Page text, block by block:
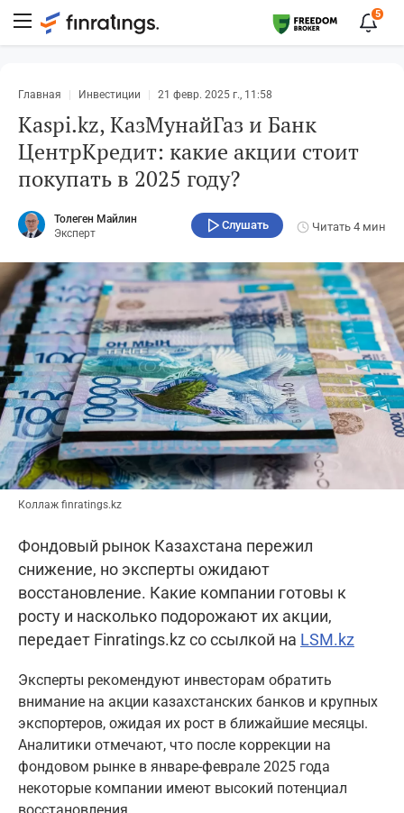
5
Главная Инвестиции 21 февр. 2025 г., 11:58
Kaspi.kz, КазМунайГаз и Банк
ЦентрКредит: какие акции стоит
покупать в 2025 году?
Толеген Майлин
Эксперт
Слушать Читать 4 мин
Коллаж finratings.kz
Фондовый рынок Казахстана пережил
снижение, но эксперты ожидают
восстановление. Какие компании готовы к
росту и насколько подорожают их акции,
передает Finratings.kz со ссылкой на LSM.kz
Эксперты рекомендуют инвесторам обратить
внимание на акции казахстанских банков и крупных
экспортеров, ожидая их рост в ближайшие месяцы.
Аналитики отмечают, что после коррекции на
фондовом рынке в январе-феврале 2025 года
некоторые компании имеют высокий потенциал